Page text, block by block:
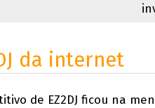
da internet
de EZ2DJ ficou na